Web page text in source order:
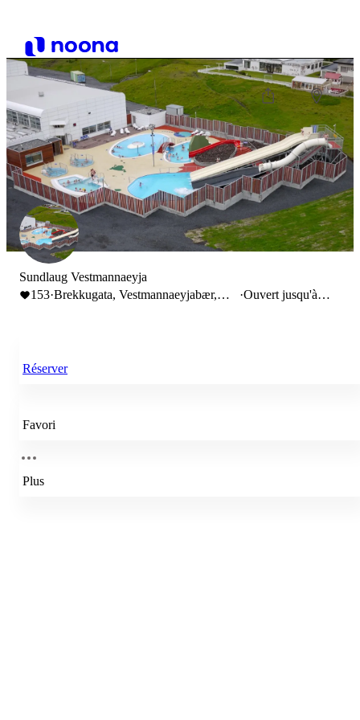
Sundlaug Vestmannaeyja
153·Brekkugata, Vestmannaeyjabær,
·Ouvert jusqu'à
Réserver
Favori
Plus